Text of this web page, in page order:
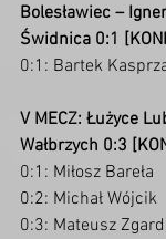
Bolesławiec –
Świdnica 0:1
0:1: Bartek
V MECZ: Łużyce
Wałbrzych 0:3
0:1: Miłosz Bareła
0:2: Michał Wójcik
0:3: Mateusz